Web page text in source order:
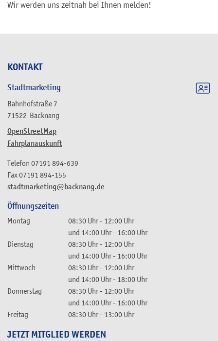
KONTAKT
Stadtmarketing
Bahnhofstraße 7
71522 Backnang
OpenStreetMap
Fahrplanauskunft
stadtmarketing@backnang.de
Telefon 07191 894-639
Fax07191 894-155
Öffnungszeiten
Montag 08:30 Uhr- 12:00 Uhr
und 14:00 Uhr- 16:00 Uhr
Dienstag
08:30 Uhr- 12:00 Uhr
und 14:00 Uhr- 16:00 Uhr
Mittwoch
08:30 Uhr- 12:00 Uhr
und 14:00 Uhr- 18:00 Uhr
Donnerstag
08:30 Uhr- 12:00 Uhr
und 14:00 Uhr- 16:00 Uhr
Freitag
08:30 Uhr- 13:00 Uhr
JETZT MITGLIED WERDEN
Wir werden uns zeitnah bei Ihnen melden!